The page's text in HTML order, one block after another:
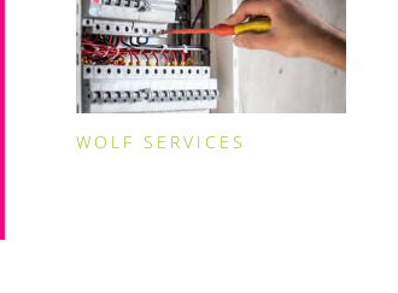
WOLF SERVICES